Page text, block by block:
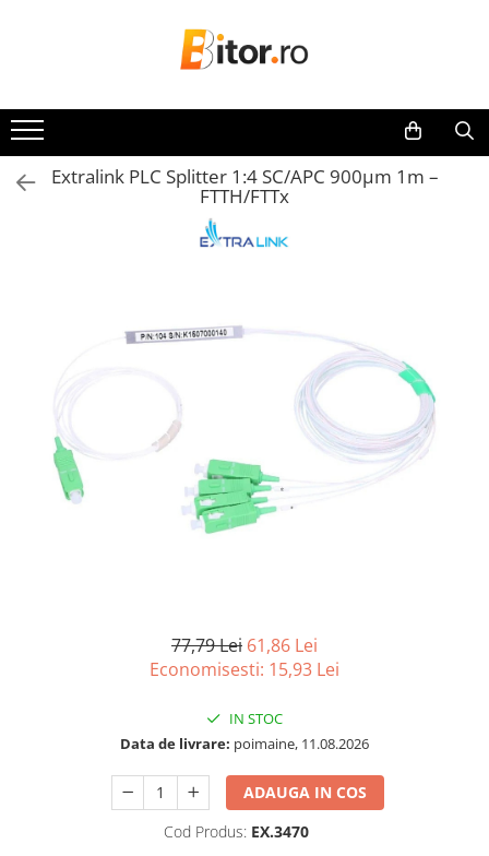
Laptop , PC, Tablete
Laptop-uri
Laptop-uri Gaming
Sistem barebone
Tablete
Tablete - Windows
Acesorii
Imprimanta Laser Mono
Imprimante Cerneală
Multifuncțional Cerneală
Accesorii Imprimante & Scannere
Extralink PLC Splitter 1:4 SC/APC 900µm 1m –
FTTH/FTTx
77,79 Lei 61,86 Lei
Economisesti: 15,93 Lei
IN STOC
Data de livrare: poimaine, 11.08.2026
ADAUGA IN COS
Cod Produs: EX.3470